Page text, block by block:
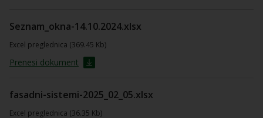
Seznam_okna-14.10.2024.xlsx
Excel preglednica (369.45 Kb)
Prenesi dokument
fasadni-sistemi-2025_02_05.xlsx
Excel preglednica (36.35 Kb)